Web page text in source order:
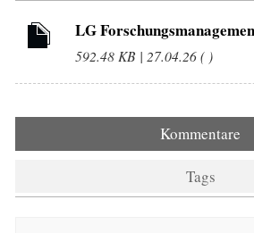
LG
592.48 KB | 27.04.26 ( )
Kommentare
Tags